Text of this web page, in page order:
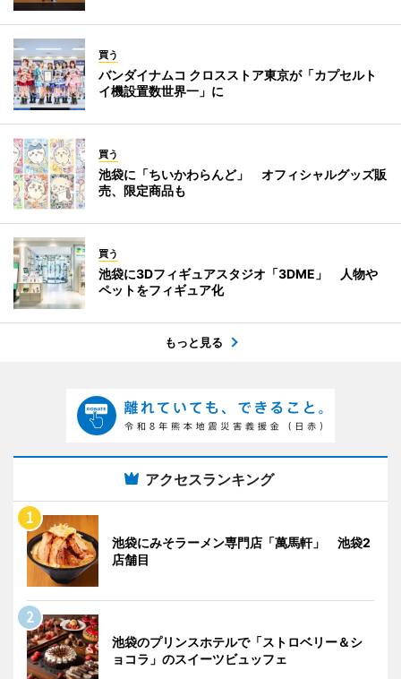
買う
バンダイナムコ クロスストア東京が「カプセルト
イ機設置数世界一」に
買う
池袋に「ちいかわらんど」 オフィシャルグッズ販
売、限定商品も
買う
池袋に3Dフィギュアスタジオ「3DME」 人物や
ペットをフィギュア化
もっと見る
アクセスランキング
池袋にみそラーメン専門店「萬馬軒」 池袋2
店舗目
池袋のプリンスホテルで「ストロベリー＆シ
ョコラ」のスイーツビュッフェ